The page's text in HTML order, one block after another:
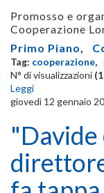
Promosso e
Cooperazione
Primo Piano,
Tag: cooperazione,
N° di visualizzazioni
Leggi
giovedì 12 gennaio
"Davide